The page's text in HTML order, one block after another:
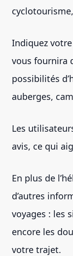
cyclotourisme,
Indiquez
vous fournira
possibilités
auberges,
Les
avis, ce qui
En plus de
d’autres
voyages : les
encore les
votre trajet.